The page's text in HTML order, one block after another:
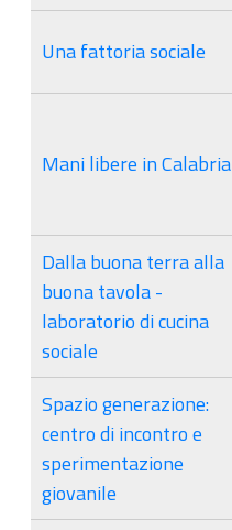
Una fattoria sociale
Mani libere in Calabria
Dalla buona terra alla
buona tavola -
laboratorio di cucina
sociale
Spazio generazione:
centro di incontro e
sperimentazione
giovanile